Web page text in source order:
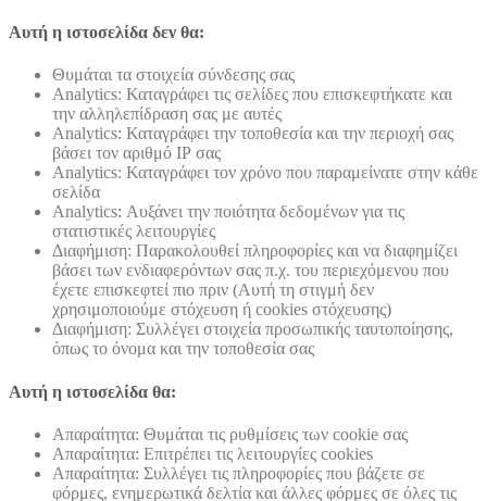
Αυτή η ιστοσελίδα δεν θα:
Θυμάται τα στοιχεία σύνδεσης σας
Analytics: Καταγράφει τις σελίδες που επισκεφτήκατε και
την αλληλεπίδραση σας με αυτές
Analytics: Καταγράφει την τοποθεσία και την περιοχή σας
βάσει τον αριθμό ΙΡ σας
Analytics: Καταγράφει τον χρόνο που παραμείνατε στην κάθε
σελίδα
Analytics: Αυξάνει την ποιότητα δεδομένων για τις
στατιστικές λειτουργίες
Διαφήμιση: Παρακολουθεί πληροφορίες και να διαφημίζει
βάσει των ενδιαφερόντων σας π.χ. του περιεχόμενου που
έχετε επισκεφτεί πιο πριν (Αυτή τη στιγμή δεν
χρησιμοποιούμε στόχευση ή cookies στόχευσης)
Διαφήμιση: Συλλέγει στοιχεία προσωπικής ταυτοποίησης,
όπως το όνομα και την τοποθεσία σας
Αυτή η ιστοσελίδα θα:
Απαραίτητα: Θυμάται τις ρυθμίσεις των cookie σας
Απαραίτητα: Επιτρέπει τις λειτουργίες cookies
Απαραίτητα: Συλλέγει τις πληροφορίες που βάζετε σε
φόρμες, ενημερωτικά δελτία και άλλες φόρμες σε όλες τις